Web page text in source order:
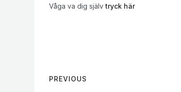
Våga va dig självtryck här
PREVIOUS